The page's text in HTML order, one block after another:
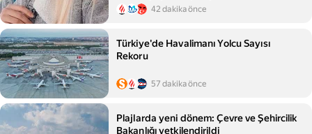
ettim
42 dakika önce
Türkiye'de Havalimanı Yolcu Sayısı
Rekoru
57 dakika önce
Plajlarda yeni dönem: Çevre ve Şehircilik
Bakanlığı yetkilendirildi